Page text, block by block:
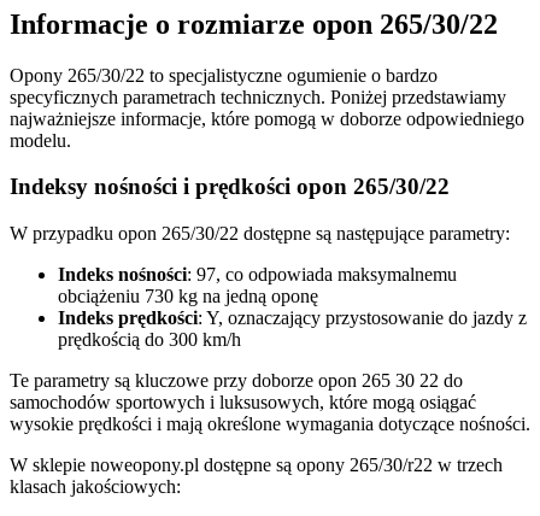
Informacje o rozmiarze opon 265/30/22
Opony 265/30/22 to specjalistyczne ogumienie o bardzo
specyficznych parametrach technicznych. Poniżej przedstawiamy
najważniejsze informacje, które pomogą w doborze odpowiedniego
modelu.
Indeksy nośności i prędkości opon 265/30/22
W przypadku opon 265/30/22 dostępne są następujące parametry:
Indeks nośności: 97, co odpowiada maksymalnemu
obciążeniu 730 kg na jedną oponę
Indeks prędkości: Y, oznaczający przystosowanie do jazdy z
prędkością do 300 km/h
Te parametry są kluczowe przy doborze opon 265 30 22 do
samochodów sportowych i luksusowych, które mogą osiągać
wysokie prędkości i mają określone wymagania dotyczące nośności.
W sklepie noweopony.pl dostępne są opony 265/30/r22 w trzech
klasach jakościowych: